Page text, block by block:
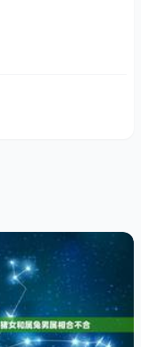
。鸡的人在夸张的
谈论他认识的那些
，喜欢开玩笑。
、音乐或文学方
力强且思考周
的？